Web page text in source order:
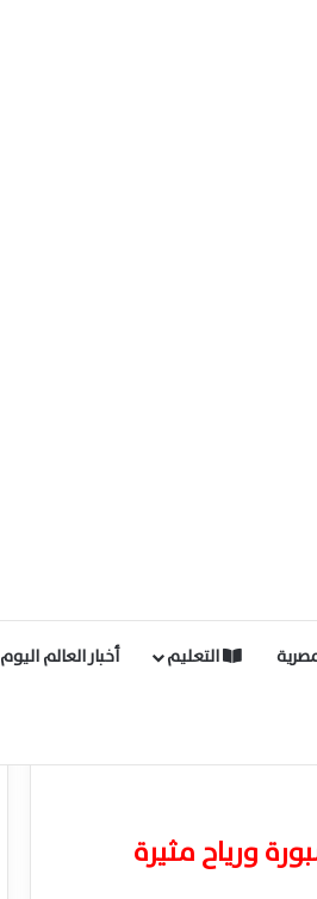
التعليم أخبار العالم اليوم
ورياح مثيرة